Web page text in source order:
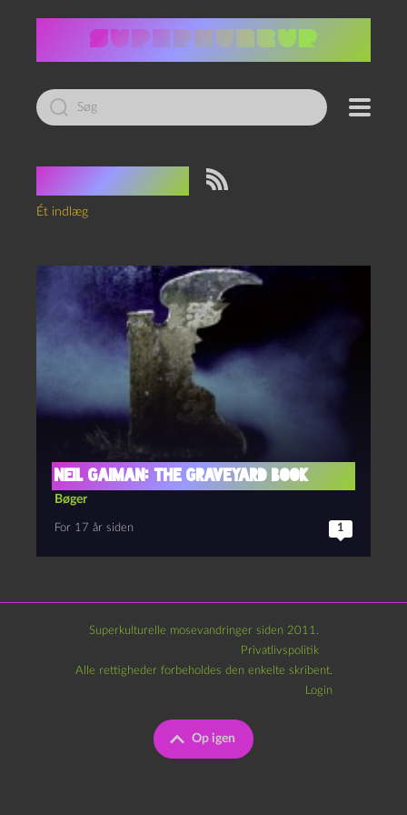
Led
efter:
Ånder
Ét indlæg
Neil Gaiman: The Graveyard Book
Bøger
For 17 år siden 1
Superkulturelle mosevandringer siden 2011.
Privatlivspolitik
Op igen
Alle rettigheder forbeholdes den enkelte skribent.
Login